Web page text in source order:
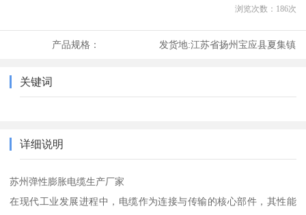
浏览次数： 186次
产品规格： 发货地:江苏省扬州宝应县夏集镇
关键词
详细说明
苏州弹性膨胀电缆生产厂家
在现代工业发展进程中，电缆作为连接与传输的核心部件，其性能